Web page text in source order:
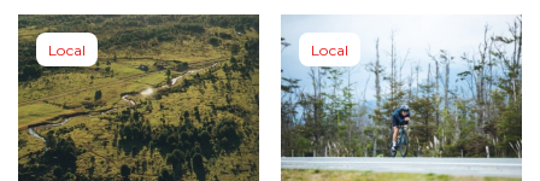
Local Local